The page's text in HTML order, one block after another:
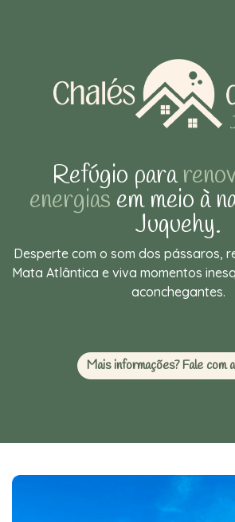
Refúgio para
energias em meio à
Juquehy.
Desperte com o som dos pássaros,
Mata Atlântica e viva momentos
aconchegantes.
Mais informações? Fale com